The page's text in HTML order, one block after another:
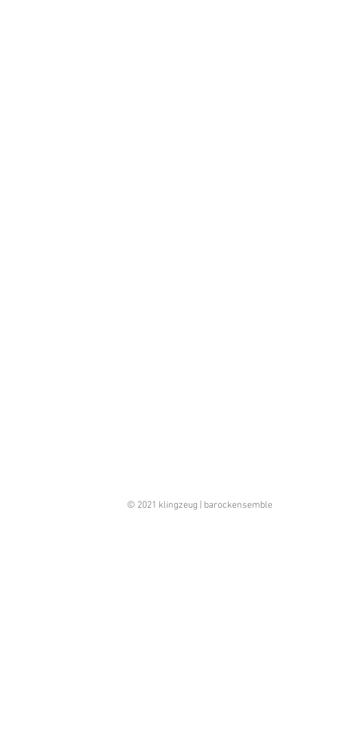
© 2021 klingzeug | barockensemble